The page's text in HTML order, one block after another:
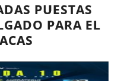
PUESTAS
PARA EL